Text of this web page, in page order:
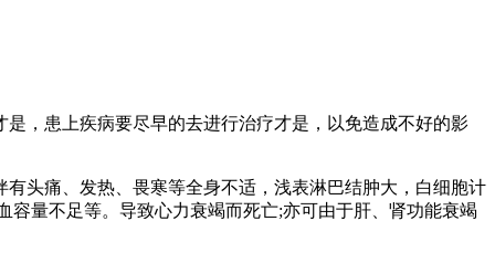
，患上疾病要尽早的去进行治疗才是，以免造成不好的影
头痛、发热、畏寒等全身不适，浅表淋巴结肿大，白细胞计
量不足等。导致心力衰竭而死亡;亦可由于肝、肾功能衰竭